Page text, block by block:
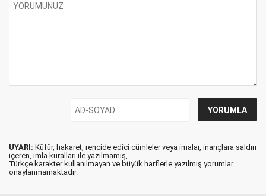
UYARI: Küfür, hakaret, rencide edici cümleler veya imalar, inançlara saldırı
içeren, imla kuralları ile yazılmamış,
Türkçe karakter kullanılmayan ve büyük harflerle yazılmış yorumlar
onaylanmamaktadır.